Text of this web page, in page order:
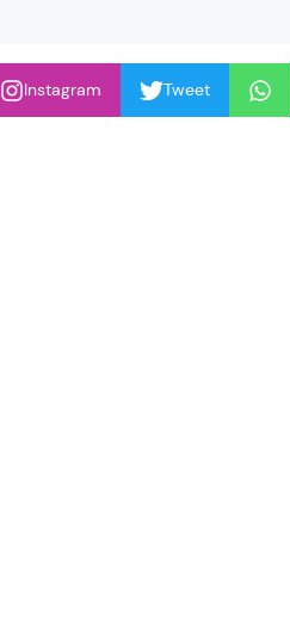
Instagram Tweet